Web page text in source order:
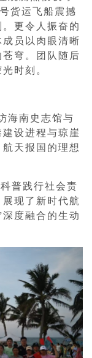
货运飞船震撼
更令人振奋的
员以肉眼清晰
穹。团队随后
时刻。
海南史志馆与
设进程与琼崖
天报国的理想
普践行社会责
现了新时代航
度融合的生动